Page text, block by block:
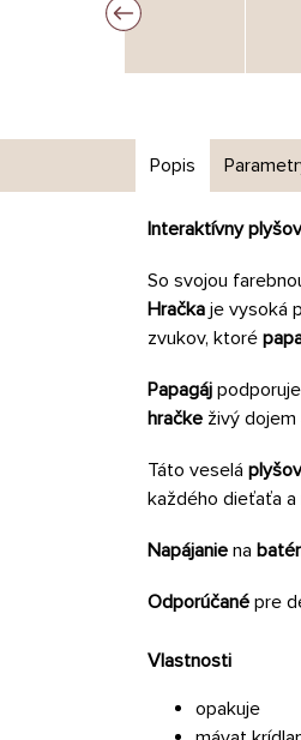
Popis
Interaktívny
So svojou
Hračka je vysoká
zvukov, ktoré
Papagáj
hračke živý
Táto veselá
každého dieťaťa
Napájanie na
Odporúčané pre
Vlastnosti
opakuje